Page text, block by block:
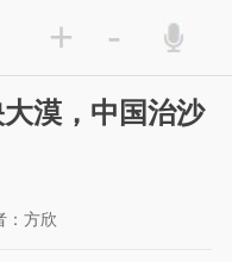
+ -
漠，中国治沙
：方欣